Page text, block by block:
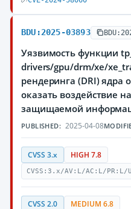
BDU:2025-03893
Уязвимость функции
drivers/gpu/drm/xe/
рендеринга (DRI)
оказать воздействие
защищаемой
PUBLISHED: 2025-04-08
CVSS 3.x HIGH 7.8
CVSS:3.x/AV:L/AC:L/
CVSS 2.0 MEDIUM 6.8